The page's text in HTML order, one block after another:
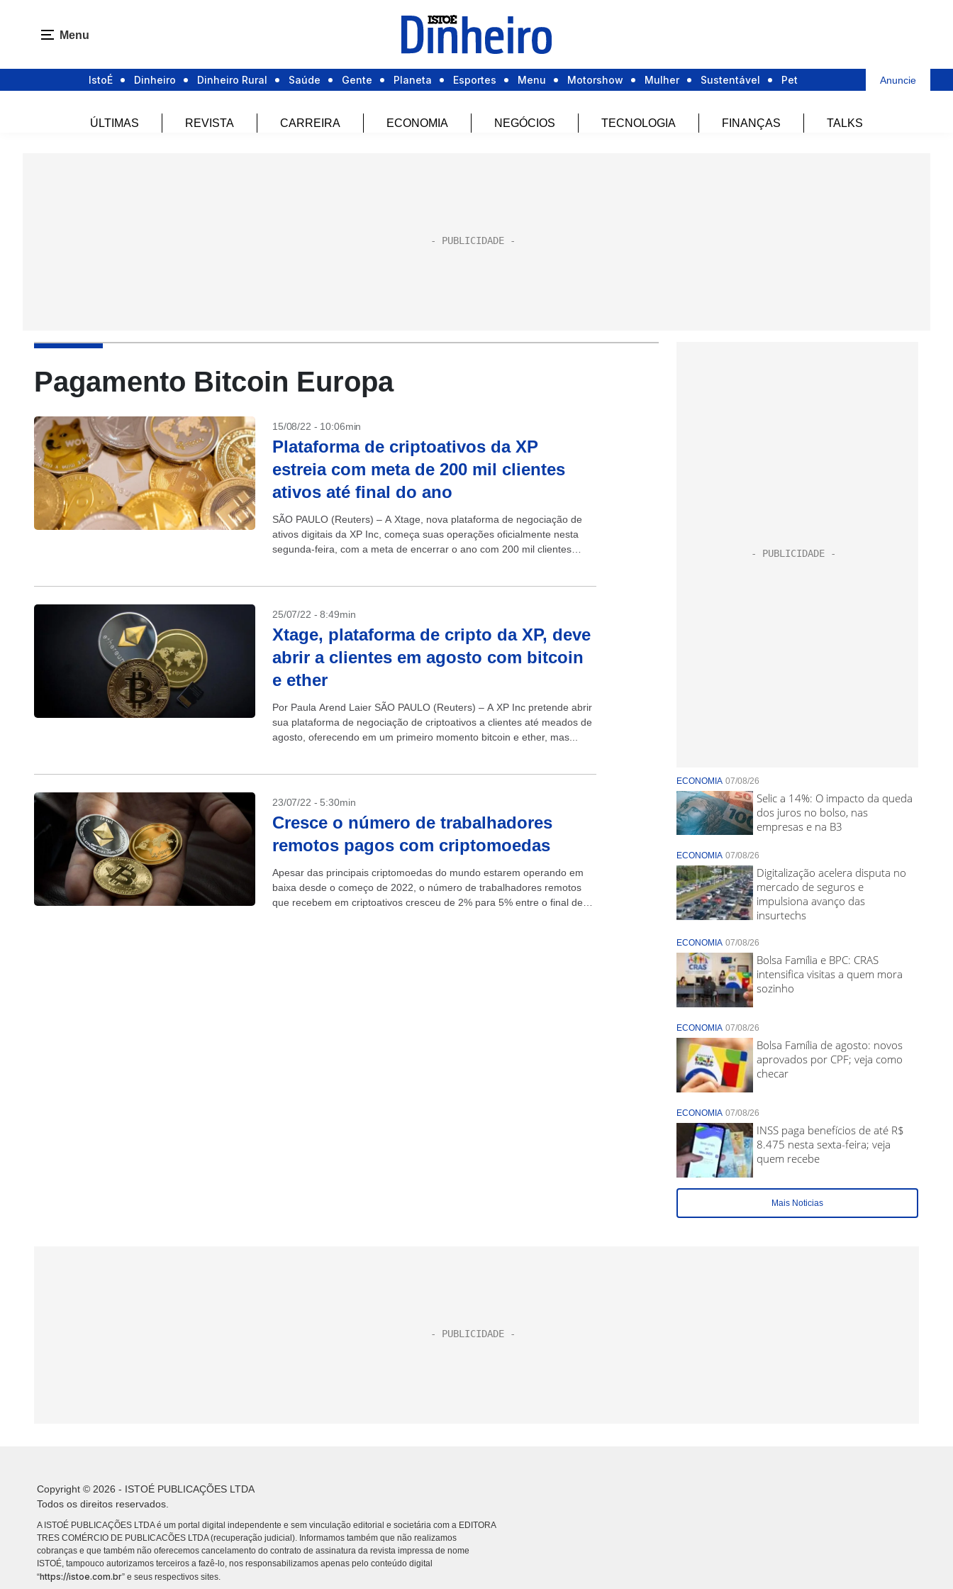
Menu
IstoÉ Dinheiro Dinheiro Rural Saúde Gente Planeta Esportes Menu Motorshow Mulher Sustentável Pet Anuncie
ÚLTIMAS REVISTA CARREIRA ECONOMIA NEGÓCIOS TECNOLOGIA FINANÇAS TALKS
Pagamento Bitcoin Europa
15/08/22 - 10:06min
Plataforma de criptoativos da XP
estreia com meta de 200 mil clientes
ativos até final do ano
SÃO PAULO (Reuters) – A Xtage, nova plataforma de negociação de
ativos digitais da XP Inc, começa suas operações oficialmente nesta
segunda-feira, com a meta de encerrar o ano com 200 mil clientes
25/07/22 - 8:49min
Xtage, plataforma de cripto da XP, deve
abrir a clientes em agosto com bitcoin
e ether
Por Paula Arend Laier SÃO PAULO (Reuters) – A XP Inc pretende abrir
sua plataforma de negociação de criptoativos a clientes até meados de
agosto, oferecendo em um primeiro momento bitcoin e ether, mas...
23/07/22 - 5:30min
Cresce o número de trabalhadores
remotos pagos com criptomoedas
Apesar das principais criptomoedas do mundo estarem operando em
baixa desde o começo de 2022, o número de trabalhadores remotos
que recebem em criptoativos cresceu de 2% para 5% entre o final de
ECONOMIA 07/08/26
Selic a 14%: O impacto da queda
dos juros no bolso, nas
empresas e na B3
ECONOMIA 07/08/26
Digitalização acelera disputa no
mercado de seguros e
impulsiona avanço das
insurtechs
ECONOMIA 07/08/26
Bolsa Família e BPC: CRAS
intensifica visitas a quem mora
sozinho
ECONOMIA 07/08/26
Bolsa Família de agosto: novos
aprovados por CPF; veja como
checar
ECONOMIA 07/08/26
INSS paga benefícios de até R$
8.475 nesta sexta-feira; veja
quem recebe
Mais Noticias
Copyright © 2026 - ISTOÉ PUBLICAÇÕES LTDA
Todos os direitos reservados.
A ISTOÉ PUBLICAÇÕES LTDA é um portal digital independente e sem vinculação editorial e societária com a EDITORA
TRES COMÉRCIO DE PUBLICACÕES LTDA (recuperação judicial). Informamos também que não realizamos
cobranças e que também não oferecemos cancelamento do contrato de assinatura da revista impressa de nome
ISTOÉ, tampouco autorizamos terceiros a fazê-lo, nos responsabilizamos apenas pelo conteúdo digital
“https://istoe.com.br” e seus respectivos sites.